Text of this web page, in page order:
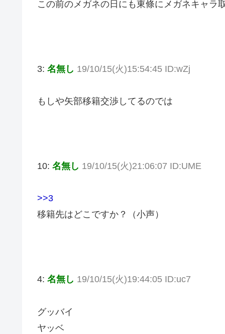
この前のメガネの日にも東條にメガネキャラ
3: 名無し 19/10/15(火)15:54:45 ID:wZj
もしや矢部移籍交渉してるのでは
10: 名無し 19/10/15(火)21:06:07 ID:UME
>>3
移籍先はどこですか？（小声）
4: 名無し 19/10/15(火)19:44:05 ID:uc7
グッバイ
ヤッベ